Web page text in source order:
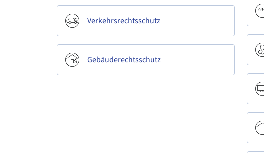
Verkehrsrechtsschutz
Gebäuderechtsschutz